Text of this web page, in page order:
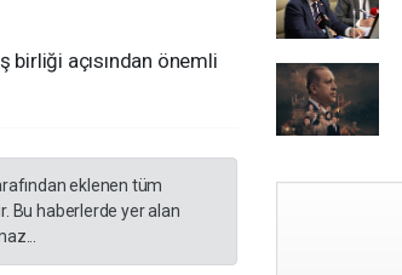
birliği açısından önemli
eklenen tüm
Bu haberlerde yer alan